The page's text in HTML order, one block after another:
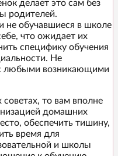
делает это сам без
родителей.
не обучавшиеся в школе
что ожидает их
специфику обучения
Не
любыми возникающими
то вам вполне
домашних
обеспечить тишину,
время для
и школы